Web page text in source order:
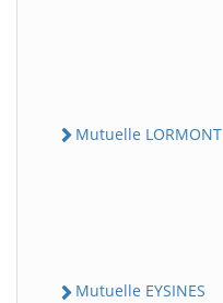
Mutuelle LORMONT
Mutuelle EYSINES